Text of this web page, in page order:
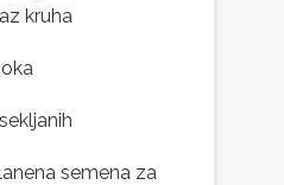
kruha
semena za